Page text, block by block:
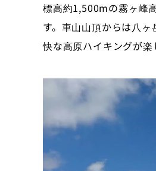
標高約1,500mの霧ヶ峰
す。車山山頂からは八
快な高原ハイキングが楽